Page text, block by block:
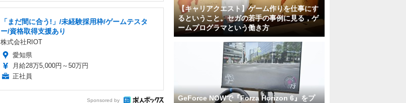
「まだ間に合う!」/未経験採用枠/ゲームテスタ
ー/資格取得支援あり
株式会社RIOT
愛知県
月給28万5,000円～50万円
正社員
Sponsored by
【キャリアクエスト】ゲーム作りを仕事にす
るということ。セガの若手の事例に見る，ゲ
ームプログラマという働き方
GeForce NOWで『Forza Horizon 6』をプ